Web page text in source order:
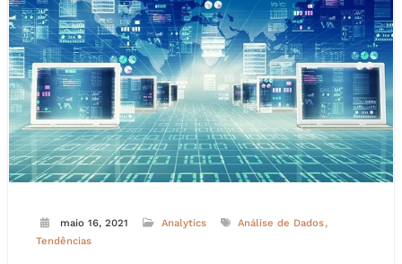
maio 16, 2021 Analytics
Análise de Dados
Tendências